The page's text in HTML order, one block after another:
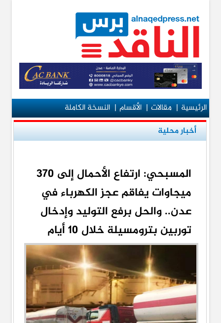
الرئيسية|مقالات|الأقسام|النسخة الكاملة
أخبار محلية
المسبحي: ارتفاع الأحمال إلى 370
ميجاوات يفاقم عجز الكهرباء في
عدن.. والحل برفع التوليد وإدخال
توربين بترومسيلة خلال 10 أيام